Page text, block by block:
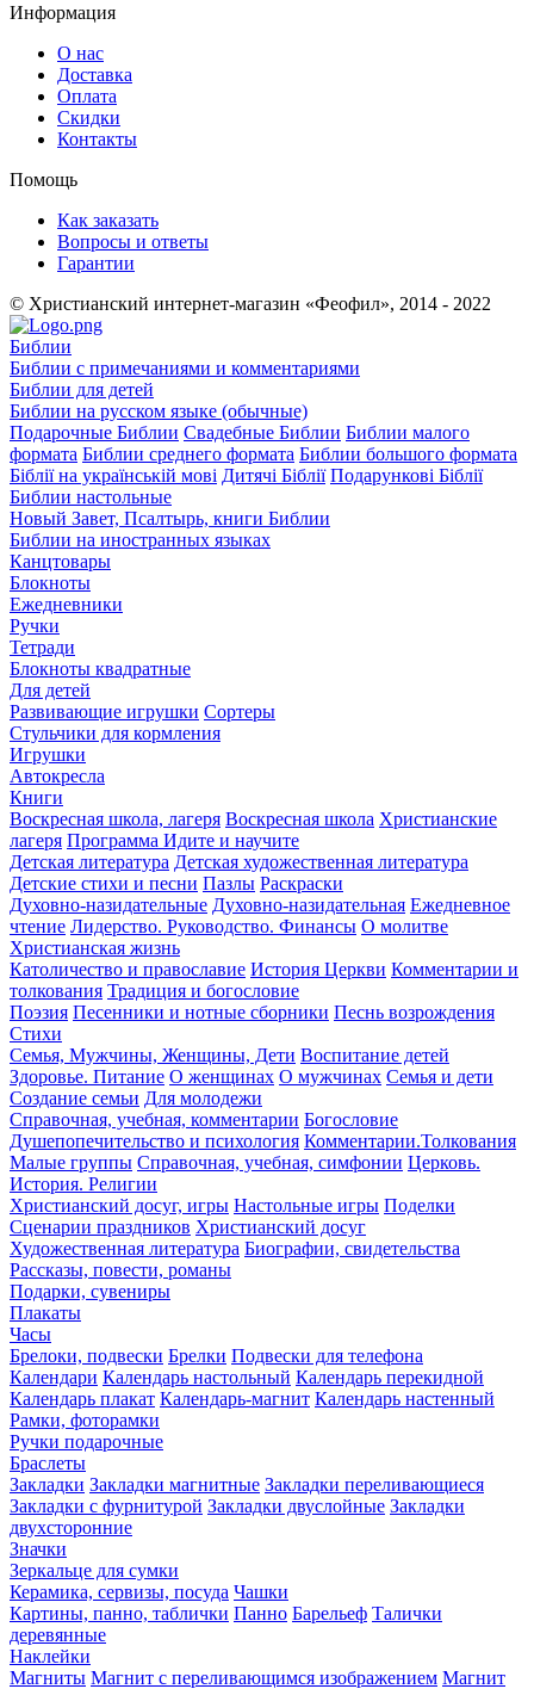
Информация
О нас
Доставка
Оплата
Скидки
Контакты
Помощь
Как заказать
Вопросы и ответы
Гарантии
© Христианский интернет-магазин «Феофил», 2014 - 2022
Библии
Библии с примечаниями и комментариями
Библии для детей
Библии на русском языке (обычные)
Подарочные Библии Свадебные Библии Библии малого
формата Библии среднего формата Библии большого формата
Біблії на українській мові Дитячі Біблії Подарункові Біблії
Библии настольные
Новый Завет, Псалтырь, книги Библии
Библии на иностранных языках
Канцтовары
Блокноты
Ежедневники
Ручки
Тетради
Блокноты квадратные
Для детей
Развивающие игрушки Сортеры
Стульчики для кормления
Игрушки
Автокресла
Книги
Воскресная школа, лагеря Воскресная школа Христианские
лагеря Программа Идите и научите
Детская литература Детская художественная литература
Детские стихи и песни Пазлы Раскраски
Духовно-назидательные Духовно-назидательная Ежедневное
чтение Лидерство. Руководство. Финансы О молитве
Христианская жизнь
Католичество и православие История Церкви Комментарии и
толкования Традиция и богословие
Поэзия Песенники и нотные сборники Песнь возрождения
Стихи
Семья, Мужчины, Женщины, Дети Воспитание детей
Здоровье. Питание О женщинах О мужчинах Семья и дети
Создание семьи Для молодежи
Справочная, учебная, комментарии Богословие
Душепопечительство и психология Комментарии.Толкования
Малые группы Справочная, учебная, симфонии Церковь.
История. Религии
Христианский досуг, игры Настольные игры Поделки
Сценарии праздников Христианский досуг
Художественная литература Биографии, свидетельства
Рассказы, повести, романы
Подарки, сувениры
Плакаты
Часы
Брелоки, подвески Брелки Подвески для телефона
Календари Календарь настольный Календарь перекидной
Календарь плакат Календарь-магнит Календарь настенный
Рамки, фоторамки
Ручки подарочные
Браслеты
Закладки Закладки магнитные Закладки переливающиеся
Закладки с фурнитурой Закладки двуслойные Закладки
двухсторонние
Значки
Зеркальце для сумки
Керамика, сервизы, посуда Чашки
Картины, панно, таблички Панно Барельеф Талички
деревянные
Наклейки
Магниты Магнит с переливающимся изображением Магнит